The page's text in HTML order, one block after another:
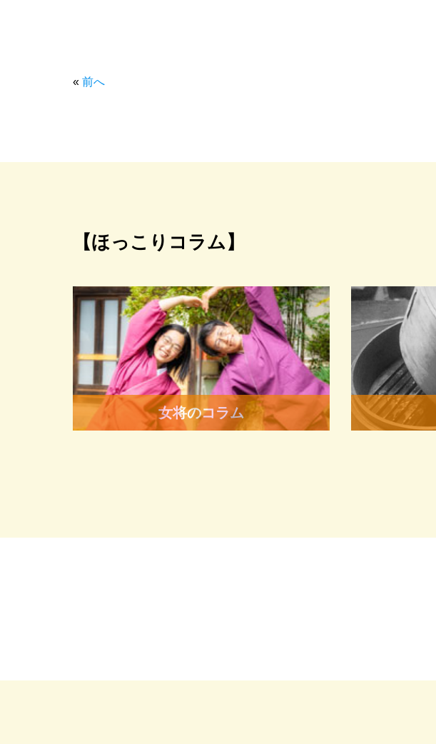
« 前へ
【ほっこりコラム】
女将のコラム